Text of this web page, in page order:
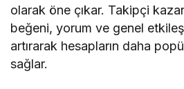
olarak öne çıkar. Takipçi
beğeni, yorum ve genel
artırarak hesapların daha
sağlar.